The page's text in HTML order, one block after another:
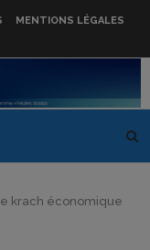
MENTIONS LÉGALES
krach économique